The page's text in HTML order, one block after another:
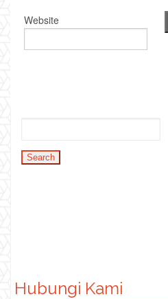
Website
Hubungi Kami